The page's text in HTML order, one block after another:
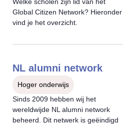
Global Citizen Network? Hieronder
vind je het overzicht.
NL alumni network
Hoger onderwijs
Sinds 2009 hebben wij het
wereldwijde NL alumni network
beheerd. Dit netwerk is geëindigd